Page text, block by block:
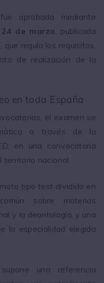
aprobada mediante
de marzo, publicada
regula los requisitos,
de realización de la
en toda España
el examen se
a través de la
en una convocatoria
territorio nacional.
tipo test dividido en
sobre materias
y la deontología, y una
la especialidad elegida
una referencia